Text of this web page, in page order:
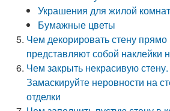
Украшения для жилой
Бумажные цветы
Чем декорировать стену
представляют собой наклейки
Чем закрыть некрасивую
Замаскируйте неровности на
отделки